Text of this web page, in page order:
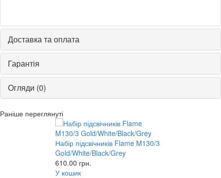
Доставка та оплата
Гарантія
Огляди (0)
Раніше переглянуті
Набір підсвічників Flame M130/3
Gold/White/Black/Grey
610.00 грн.
У кошик